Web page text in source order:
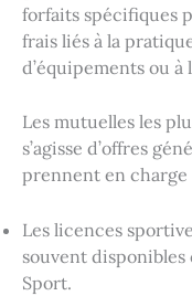
forfaits spécifiques
frais liés à la
d’équipements ou à
Les mutuelles les
s’agisse d’offres
prennent en charge
Les licences
souvent
Sport.